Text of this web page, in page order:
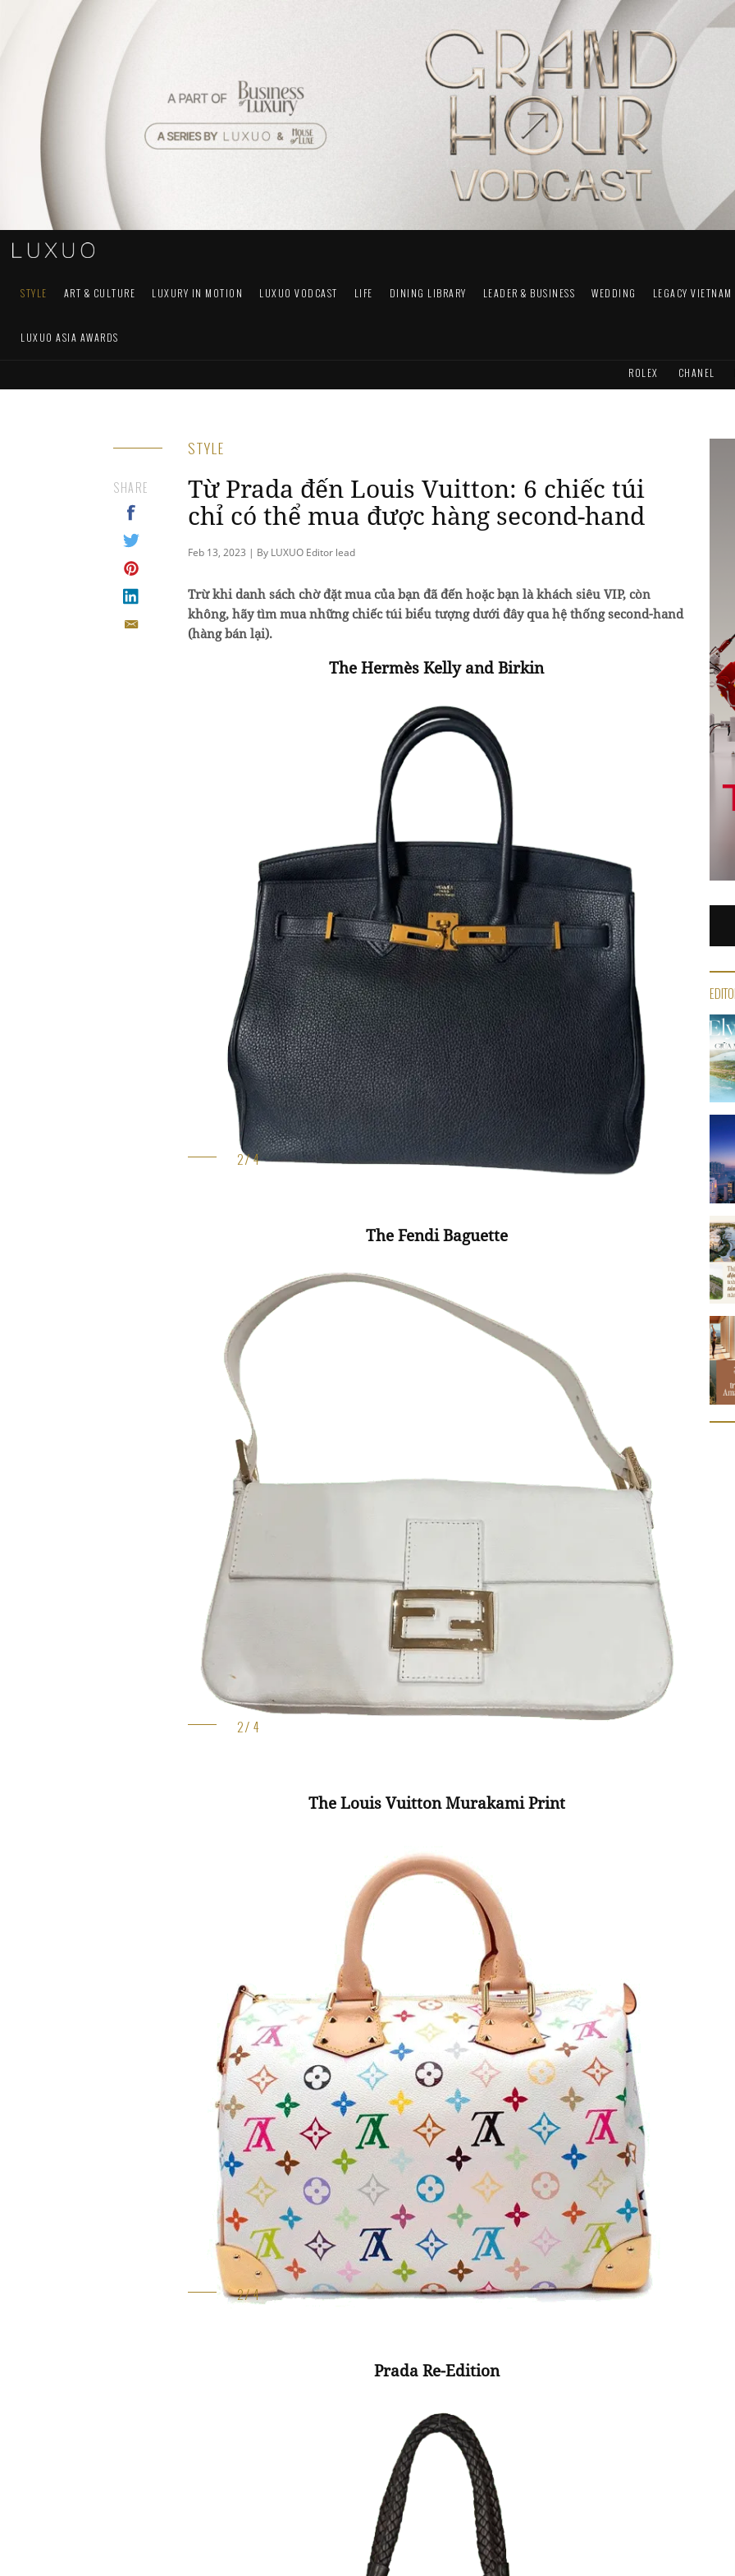
STYLE ART & CULTURE LUXURY IN MOTION LUXUO VODCAST LIFE DINING LIBRARY LEADER & BUSINESS WEDDING LEGACY VIETNAM
LUXUO ASIA AWARDS
ROLEX CHANEL
STYLE
Từ Prada đến Louis Vuitton: 6 chiếc túi
chỉ có thể mua được hàng second-hand
Feb 13, 2023 | By LUXUO Editor lead
SHARE
Trừ khi danh sách chờ đặt mua của bạn đã đến hoặc bạn là khách siêu VIP, còn
không, hãy tìm mua những chiếc túi biểu tượng dưới đây qua hệ thống second-hand
(hàng bán lại).
The Hermès Kelly and Birkin
The Fendi Baguette
The Louis Vuitton Murakami Print
Prada Re-Edition